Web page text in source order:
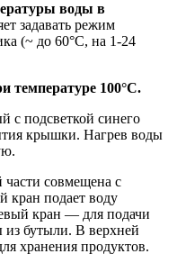
воды в
задавать режим
(~ до 60°С, на 1-24
температуре 100°С.
с подсветкой синего
крышки. Нагрев воды
части совмещена с
кран подает воду
кран — для подачи
из бутыли. В верхней
хранения продуктов.